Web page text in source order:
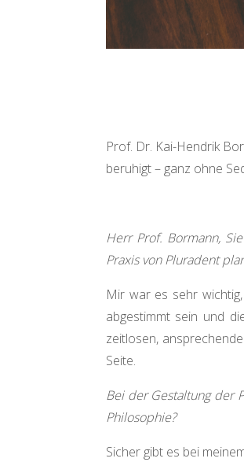
Prof. Dr. Kai-Hendrik
beruhigt – ganz ohne
Herr Prof. Bormann,
Praxis von Pluradent
Mir war es sehr
abgestimmt sein und
zeitlosen,
Seite.
Bei der Gestaltung der
Philosophie?
Sicher gibt es bei